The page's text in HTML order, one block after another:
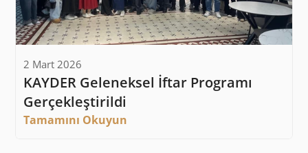
2 Mart 2026
KAYDER Geleneksel İftar Programı
Gerçekleştirildi
Tamamını Okuyun